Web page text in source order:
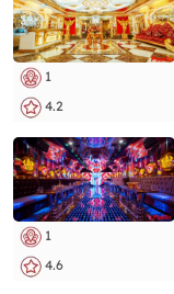
1
4.2
1
4.6